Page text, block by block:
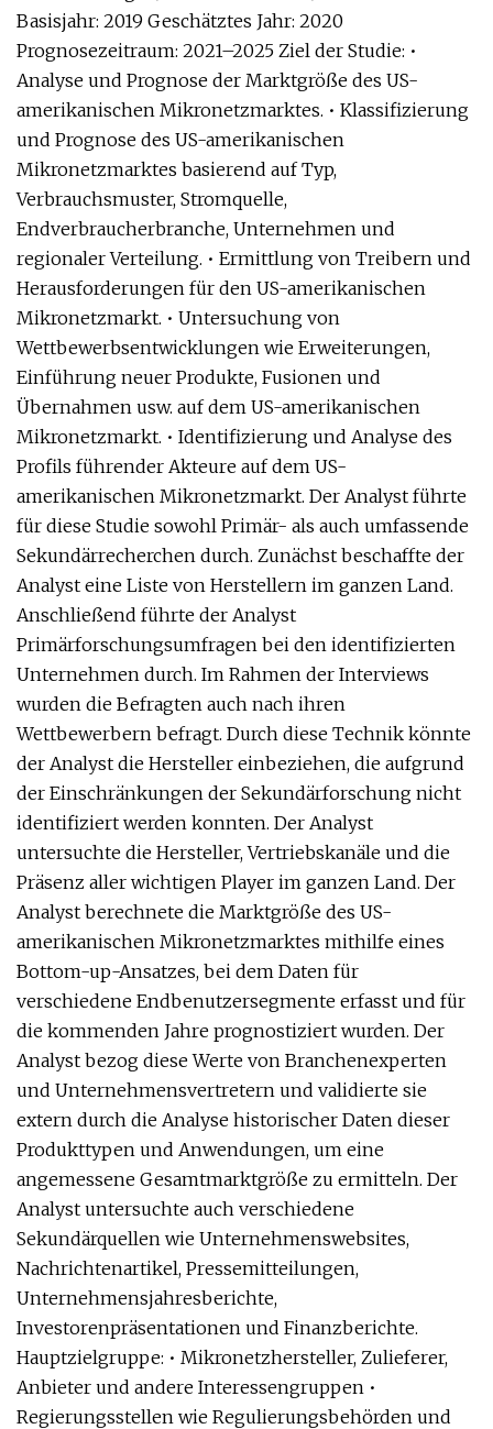
Basisjahr: 2019 Geschätztes Jahr: 2020
Prognosezeitraum: 2021–2025 Ziel der Studie: •
Analyse und Prognose der Marktgröße des US-
amerikanischen Mikronetzmarktes. • Klassifizierung
und Prognose des US-amerikanischen
Mikronetzmarktes basierend auf Typ,
Verbrauchsmuster, Stromquelle,
Endverbraucherbranche, Unternehmen und
regionaler Verteilung. • Ermittlung von Treibern und
Herausforderungen für den US-amerikanischen
Mikronetzmarkt. • Untersuchung von
Wettbewerbsentwicklungen wie Erweiterungen,
Einführung neuer Produkte, Fusionen und
Übernahmen usw. auf dem US-amerikanischen
Mikronetzmarkt. • Identifizierung und Analyse des
Profils führender Akteure auf dem US-
amerikanischen Mikronetzmarkt. Der Analyst führte
für diese Studie sowohl Primär- als auch umfassende
Sekundärrecherchen durch. Zunächst beschaffte der
Analyst eine Liste von Herstellern im ganzen Land.
Anschließend führte der Analyst
Primärforschungsumfragen bei den identifizierten
Unternehmen durch. Im Rahmen der Interviews
wurden die Befragten auch nach ihren
Wettbewerbern befragt. Durch diese Technik könnte
der Analyst die Hersteller einbeziehen, die aufgrund
der Einschränkungen der Sekundärforschung nicht
identifiziert werden konnten. Der Analyst
untersuchte die Hersteller, Vertriebskanäle und die
Präsenz aller wichtigen Player im ganzen Land. Der
Analyst berechnete die Marktgröße des US-
amerikanischen Mikronetzmarktes mithilfe eines
Bottom-up-Ansatzes, bei dem Daten für
verschiedene Endbenutzersegmente erfasst und für
die kommenden Jahre prognostiziert wurden. Der
Analyst bezog diese Werte von Branchenexperten
und Unternehmensvertretern und validierte sie
extern durch die Analyse historischer Daten dieser
Produkttypen und Anwendungen, um eine
angemessene Gesamtmarktgröße zu ermitteln. Der
Analyst untersuchte auch verschiedene
Sekundärquellen wie Unternehmenswebsites,
Nachrichtenartikel, Pressemitteilungen,
Unternehmensjahresberichte,
Investorenpräsentationen und Finanzberichte.
Hauptzielgruppe: • Mikronetzhersteller, Zulieferer,
Anbieter und andere Interessengruppen •
Regierungsstellen wie Regulierungsbehörden und